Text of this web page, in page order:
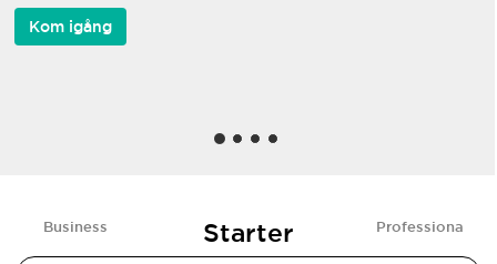
Kom igång
Business Starter Professional